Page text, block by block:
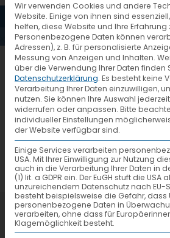
MENÜ
Azubi-Tausch 2015
Delamode
7. Juli 2026
VTL hat neuen
Wir verwenden Cookies und andere
Website. Einige von ihnen sind
helfen, diese Website und Ihre Erfahrung
Personenbezogene Daten können
Adressen), z. B. für personalisierte
Messung von Anzeigen und Inhalten.
über die Verwendung Ihrer Daten finden
Datenschutzerklärung. Es besteht keine
Verarbeitung Ihrer Daten einzuwilligen,
nutzen. Sie können Ihre Auswahl
widerrufen oder anpassen. Bitte
individueller Einstellungen
der Website verfügbar sind.
Einige Services verarbeiten
USA. Mit Ihrer Einwilligung zur Nutzung
auch in die Verarbeitung Ihrer Daten in
(1) lit. a GDPR ein. Der EuGH stuft die USA
unzureichendem Datenschutz nach EU-
besteht beispielsweise die Gefahr, dass
personenbezogene Daten in
verarbeiten, ohne dass für
Klagemöglichkeit besteht.